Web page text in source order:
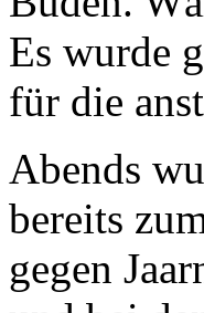
Es wurde
für die
Abends
bereits
gegen